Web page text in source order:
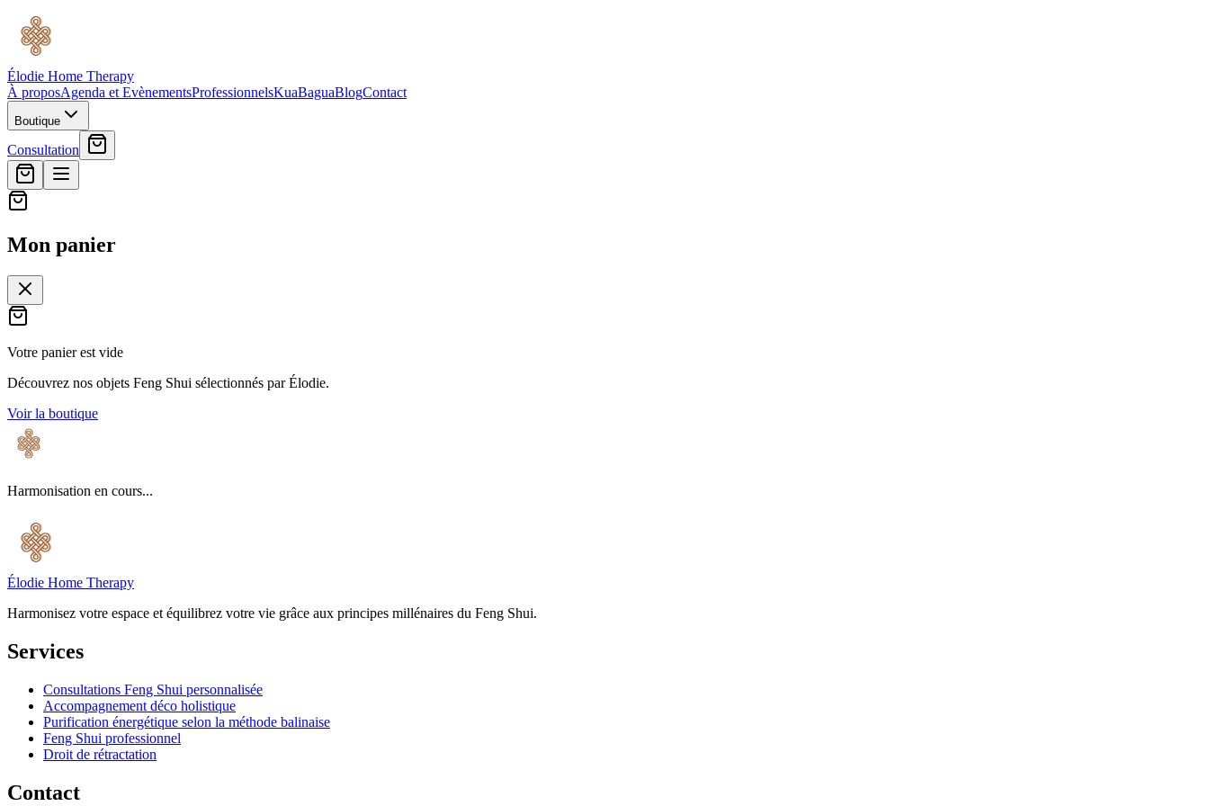
Élodie Home Therapy
À proposAgenda et EvènementsProfessionnelsKuaBaguaBlogContact
Boutique
Consultation
Mon panier
Votre panier est vide
Découvrez nos objets Feng Shui sélectionnés par Élodie.
Voir la boutique
Harmonisation en cours...
Élodie Home Therapy
Harmonisez votre espace et équilibrez votre vie grâce aux principes millénaires du Feng Shui.
Services
Consultations Feng Shui personnalisée
Accompagnement déco holistique
Purification énergétique selon la méthode balinaise
Feng Shui professionnel
Droit de rétractation
Contact